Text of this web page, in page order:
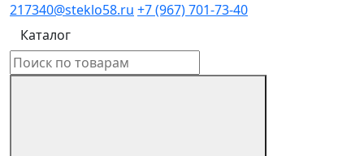
217340@steklo58.ru +7 (967) 701-73-40
Каталог